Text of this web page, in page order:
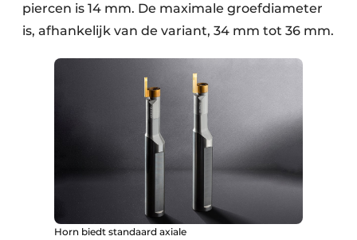
piercen is 14 mm. De maximale groefdiameter
is, afhankelijk van de variant, 34 mm tot 36 mm.
Horn biedt standaard axiale